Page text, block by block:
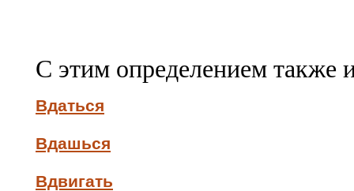
С этим определением также
Вдаться
Вдашься
Вдвигать